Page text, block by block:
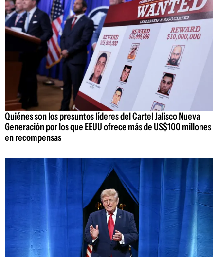
Quiénes son los presuntos líderes del Cartel Jalisco Nueva
Generación por los que EEUU ofrece más de US$100 millones
en recompensas